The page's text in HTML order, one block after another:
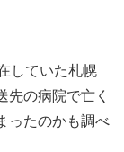
していた札幌
先の病院で亡く
ったのかも調べ